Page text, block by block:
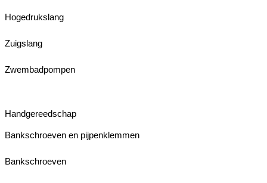
Hogedrukslang
Zuigslang
Zwembadpompen
Handgereedschap
Bankschroeven en pijpenklemmen
Bankschroeven